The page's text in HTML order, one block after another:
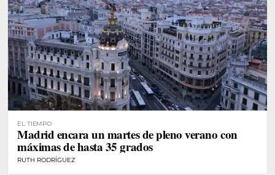
EL TIEMPO
Madrid encara un martes de pleno verano con
máximas de hasta 35 grados
RUTH RODRÍGUEZ